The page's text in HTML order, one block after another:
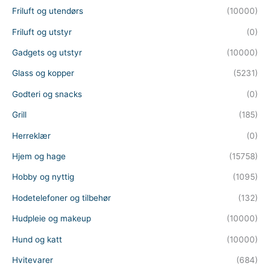
Friluft og utendørs (10000)
Friluft og utstyr (0)
Gadgets og utstyr (10000)
Glass og kopper (5231)
Godteri og snacks (0)
Grill (185)
Herreklær (0)
Hjem og hage (15758)
Hobby og nyttig (1095)
Hodetelefoner og tilbehør (132)
Hudpleie og makeup (10000)
Hund og katt (10000)
Hvitevarer (684)